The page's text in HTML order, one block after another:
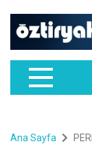
Ana Sayfa